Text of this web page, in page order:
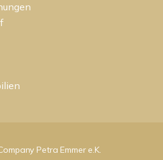
Petra Emmer e.K.